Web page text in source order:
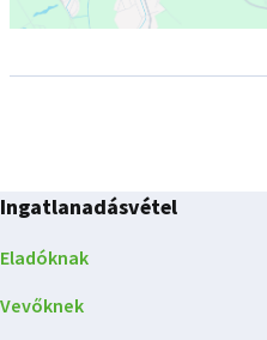
Ingatlanadásvétel
Eladóknak
Vevőknek